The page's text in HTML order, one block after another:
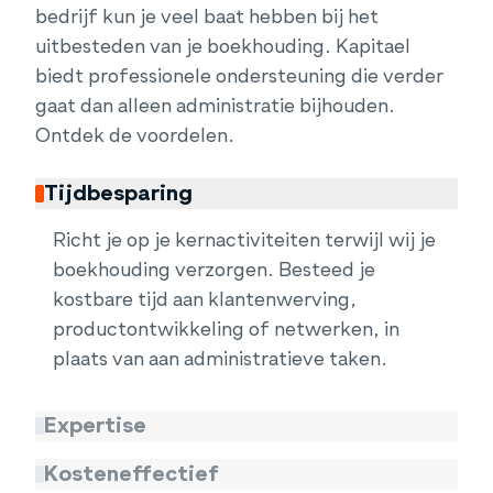
bedrijf kun je veel baat hebben bij het
uitbesteden van je boekhouding. Kapitael
biedt professionele ondersteuning die verder
gaat dan alleen administratie bijhouden.
Ontdek de voordelen.
Tijdbesparing
Richt je op je kernactiviteiten terwijl wij je
boekhouding verzorgen. Besteed je
kostbare tijd aan klantenwerving,
productontwikkeling of netwerken, in
plaats van aan administratieve taken.
Expertise
Profiteer van onze actuele kennis van
Kosteneffectief